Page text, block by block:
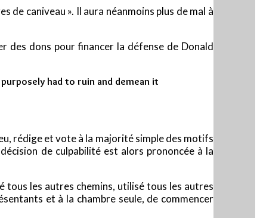
de caniveau ». Il aura néanmoins plus de mal à
des dons pour financer la défense de Donald
had to ruin and demean it
rédige et vote à la majorité simple des motifs
de culpabilité est alors prononcée à la
tous les autres chemins, utilisé tous les autres
et à la chambre seule, de commencer